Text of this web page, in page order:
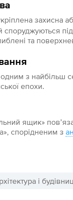
захисна
споруджуються
та
з найбільш
епохи.
ящик»
спорідненим з
і